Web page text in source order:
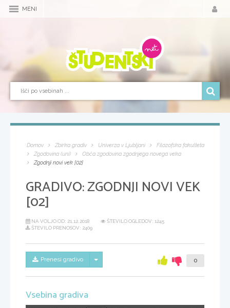
MENI
Domov Zbirka gradiv Univerza v Ljubljani
Filozofska fakulteta
Zgodovina (uni)
Obča zgodovina zgodnjega novega veka
Zgodnji novi vek [02]
GRADIVO:ZGODNJI NOVI VEK
[02]
NA VOLJO OD: 21.12.2018
ŠTEVILO OGLEDOV: 1245
ŠTEVILO PRENOSOV: 2409
Prenesi gradivo Skrij/prikaži meni 0
Vsebina gradiva